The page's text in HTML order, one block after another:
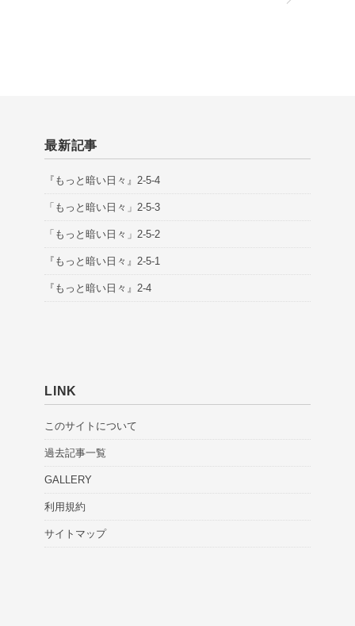
最新記事
『もっと暗い日々』2-5-4
「もっと暗い日々」2-5-3
「もっと暗い日々」2-5-2
『もっと暗い日々』2-5-1
『もっと暗い日々』2-4
LINK
このサイトについて
過去記事一覧
GALLERY
利用規約
サイトマップ